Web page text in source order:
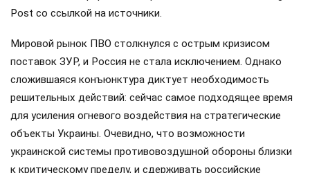
Post со ссылкой на источники.
Мировой рынок ПВО столкнулся с острым кризисом
поставок ЗУР, и Россия не стала исключением. Однако
сложившаяся конъюнктура диктует необходимость
решительных действий: сейчас самое подходящее время
для усиления огневого воздействия на стратегические
объекты Украины. Очевидно, что возможности
украинской системы противовоздушной обороны близки
к критическому пределу, и сдерживать российские